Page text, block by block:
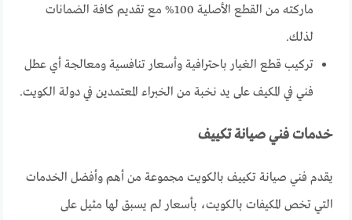
ماركته من القطع الأصلية 100% مع تقديم كافة الضمانات
لذلك.
تركيب قطع الغيار باحترافية وأسعار تنافسية ومعالجة أي عطل
فني في المكيف على يد نخبة من الخبراء المعتمدين في دولة الكويت.
خدمات فني صيانة تكييف
يقدم فني صيانة تكييف بالكويت مجموعة من أهم وأفضل الخدمات
التي تخص المكيفات بالكويت، بأسعار لم يسبق لها مثيل على